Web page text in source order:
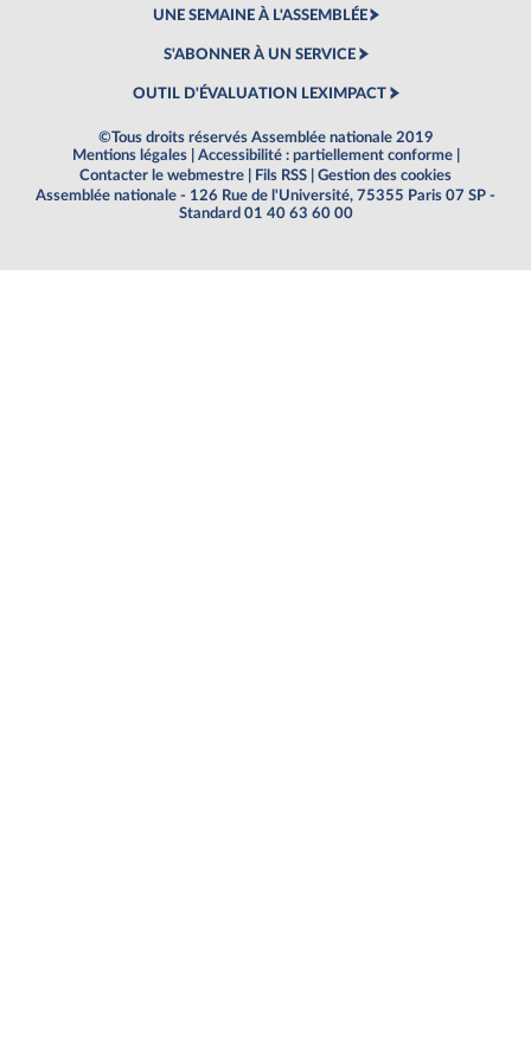
UNE SEMAINE À L'ASSEMBLÉE
S'ABONNER À UN SERVICE
OUTIL D'ÉVALUATION LEXIMPACT
©Tous droits réservés Assemblée nationale 2019
Mentions légales
Accessibilité : partiellement conforme
Contacter le webmestre
Fils RSS
Gestion des cookies
Assemblée nationale - 126 Rue de l'Université, 75355 Paris 07 SP -
Standard 01 40 63 60 00